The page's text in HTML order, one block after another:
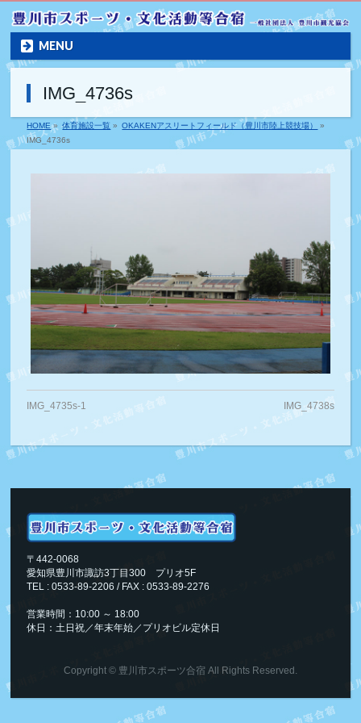
MENU
IMG_4736s
HOME» 体育施設一覧 » OKAKENアスリートフィールド（豊川市陸上競技場）
»
IMG_4736s
IMG_4735s-1 IMG_4738s
〒442-0068
愛知県豊川市諏訪3丁目300 プリオ5F
TEL : 0533-89-2206 / FAX : 0533-89-2276
営業時間：10:00 ～ 18:00
休日：土日祝／年末年始／プリオビル定休日
Copyright © 豊川市スポーツ合宿All Rights Reserved.